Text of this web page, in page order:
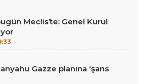
Meclis’te: Genel Kurul
Gazze planına ‘şans